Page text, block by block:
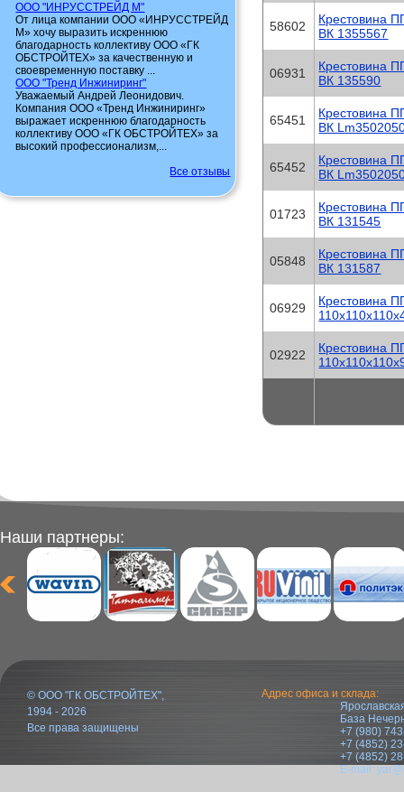
ООО "ИНРУССТРЕЙД М"
От лица компании ООО «ИНРУССТРЕЙД
М» хочу выразить искреннюю
благодарность коллективу ООО «ГК
ОБСТРОЙТЕХ» за качественную и
своевременную поставку ...
ООО "Тренд Инжиниринг"
Уважаемый Андрей Леонидович.
Компания ООО «Тренд Инжиниринг»
выражает искреннюю благодарность
коллективу ООО «ГК ОБСТРОЙТЕХ» за
высокий профессионализм,...
Все отзывы
58602
Крестовина
ВК 1355567
06931
Крестовина
ВК 135590
65451
Крестовина
ВК
65452
Крестовина
ВК
01723
Крестовина
ВК 131545
05848
Крестовина
ВК 131587
06929
Крестовина
02922
Крестовина
Наши партнеры:
© ООО "ГК ОБСТРОЙТЕХ",
1994 - 2026
Все права защищены
Адрес офиса и склада:
База
+7 (980)
+7 (4852)
+7 (4852)
E-mail: